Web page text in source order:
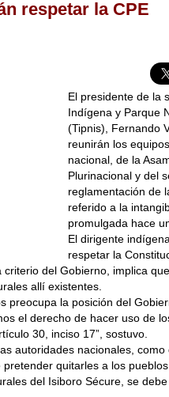
respetar la CPE
El presidente de la
Indígena y Parque
(Tipnis), Fernando
reunirán los
nacional, de la
Plurinacional y del
reglamentación de
referido a la
promulgada hace
El dirigente
respetar la
del Gobierno, implica
allí existentes.
preocupa la posición del
el derecho de hacer uso de
30, inciso 17”, sostuvo.
autoridades nacionales, como
quitarles a los
del Isiboro Sécure, se